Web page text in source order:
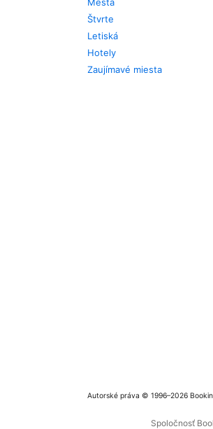
Štvrte
Letiská
Hotely
Zaujímavé miesta
Autorské práva © 1996–2026
Spoločnosť